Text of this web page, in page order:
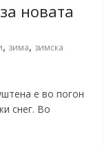
новата
, зима, зимска
е во погон
снег. Во